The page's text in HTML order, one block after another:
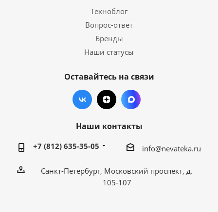
Техноблог
Вопрос-ответ
Бренды
Наши статусы
Оставайтесь на связи
Наши контакты
+7 (812) 635-35-05 info@nevateka.ru
Санкт-Петербург, Московский проспект, д.
105-107